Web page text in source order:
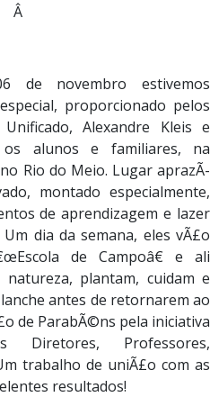
Â
de novembro estivemos
proporcionado pelos
Alexandre Kleis e
os alunos e familiares, na
no Rio do Meio. Lugar aprazÃ­
montado especialmente,
de aprendizagem e lazer
dia da semana, eles vÃ£o
de Campoâ€ e ali
plantam, cuidam e
antes de retornarem ao
de ParabÃ©ns pela iniciativa
Professores,
trabalho de uniÃ£o com as
resultados!